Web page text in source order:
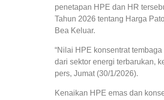
penetapan HPE dan HR
Tahun 2026 tentang Harga
Bea Keluar.
“Nilai HPE konsentrat
dari sektor energi terbarukan,
pers, Jumat (30/1/2026).
Kenaikan HPE emas dan